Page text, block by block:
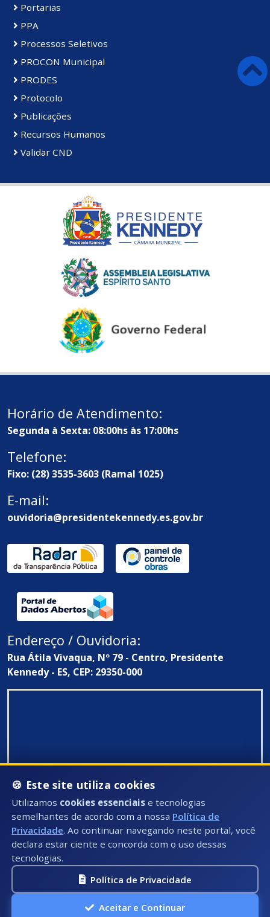
Portarias
PPA
Processos Seletivos
PROCON Municipal
PRODES
Protocolo
Publicações
Recursos Humanos
Validar CND
Horário de Atendimento:
Segunda à Sexta: 08:00hs às 17:00hs
Telefone:
Fixo: (28) 3535-3603 (Ramal 1025)
E-mail:
ouvidoria@presidentekennedy.es.gov.br
Endereço / Ouvidoria:
Rua Átila Vivaqua, Nº 79 - Centro, Presidente
Kennedy - ES, CEP: 29350-000
Todos Direitos Reservados ©: 2026
🍪 Este site utiliza cookies
Utilizamos cookies essenciais e tecnologias
semelhantes de acordo com a nossa Política de
Privacidade. Ao continuar navegando neste portal, você
declara estar ciente e concorda com o uso dessas
tecnologias.
Política de Privacidade
Aceitar e Continuar